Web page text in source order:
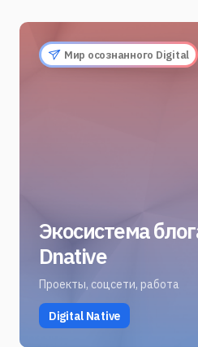
Мир осознанного Digital
Экосистема
Dnative
Проекты, соцсети, работа
Digital Native